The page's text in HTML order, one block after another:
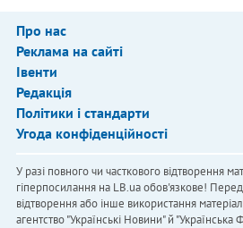
Про нас
Реклама на сайті
Івенти
Редакція
Політики і стандарти
Угода конфіденційності
У разі повного чи часткового відтворення
гіперпосилання на LB.ua обов'язкове!
відтворення або інше використання
агентство "Українськi Новини" й "Українська